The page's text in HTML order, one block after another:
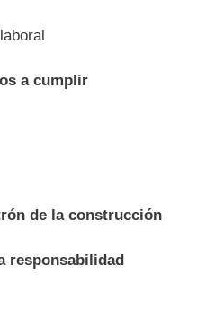
a cumplir
de la construcción
responsabilidad